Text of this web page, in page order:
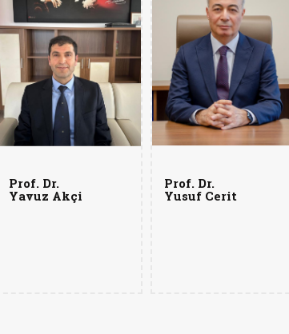
Prof. Dr.
Yavuz Akçi
Prof. Dr.
Yusuf Cerit